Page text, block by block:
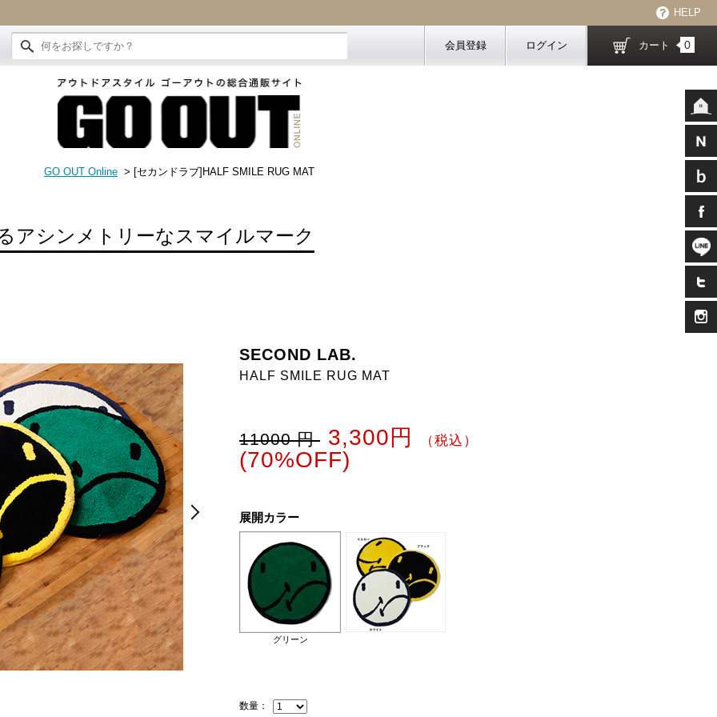
HELP
会員登録 ログイン カート 0
GO OUT Online > [セカンドラブ]HALF SMILE RUG MAT
アシンメトリーなスマイルマーク
SECOND LAB.
HALF SMILE RUG MAT
11000 円 3,300円 （税込）
(70%OFF)
展開カラー
グリーン
数量：